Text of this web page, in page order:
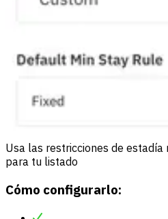
Usa las restricciones de
para tu listado
Cómo configurarlo: